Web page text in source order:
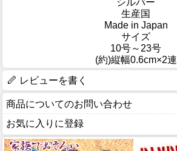
シルバー
生産国
Made in Japan
サイズ
10号～23号
(約)縦幅0.6cm×2連
レビューを書く
商品についてのお問い合わせ
お気に入りに登録